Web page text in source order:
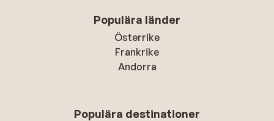
Populära länder
Österrike
Frankrike
Andorra
Populära destinationer